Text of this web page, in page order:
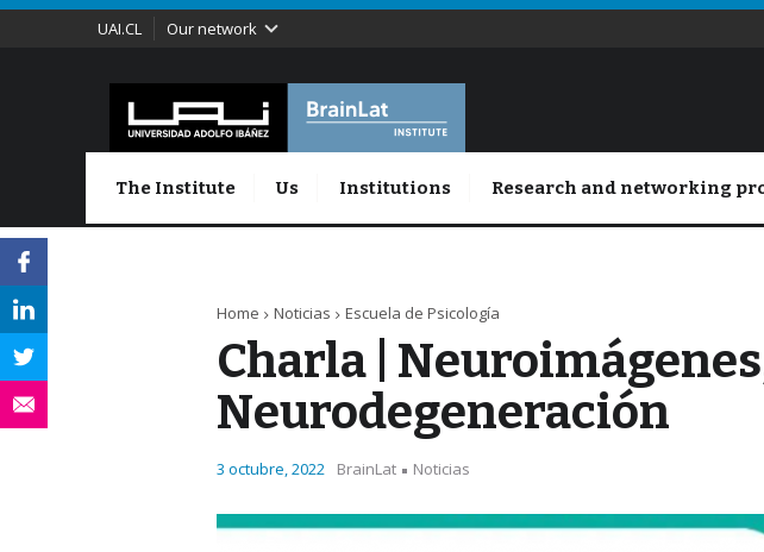
UAI.CL Our network
The Institute Us Institutions Research and networking
Home Noticias Escuela de Psicología
Charla |
Neurodegeneración
3 octubre, 2022 BrainLat Noticias